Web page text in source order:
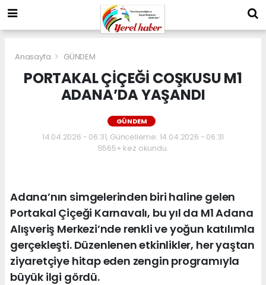
Anasayfa GÜNDEM
PORTAKAL ÇİÇEĞİ COŞKUSU M1
ADANA’DA YAŞANDI
GÜNDEM
14.04.2026 - 06:31, Güncelleme: 14.04.2026 - 06:31
5565+ kez okundu.
Adana’nın simgelerinden biri haline gelen
Portakal Çiçeği Karnavalı, bu yıl da M1 Adana
Alışveriş Merkezi’nde renkli ve yoğun katılımla
gerçekleşti. Düzenlenen etkinlikler, her yaştan
ziyaretçiye hitap eden zengin programıyla
büyük ilgi gördü.